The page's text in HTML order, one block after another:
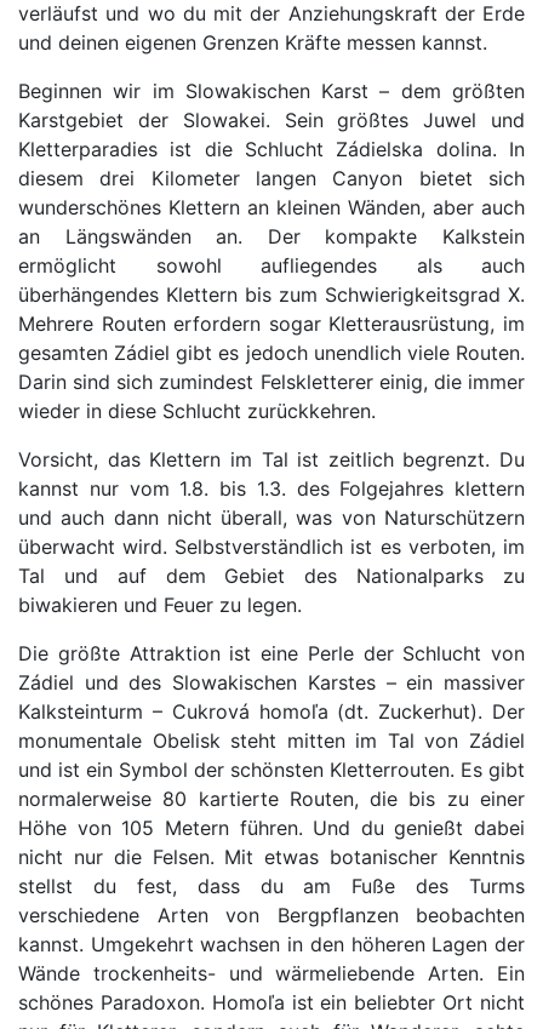
verläufst und wo du mit der Anziehungskraft der Erde
und deinen eigenen Grenzen Kräfte messen kannst.
Beginnen wir im Slowakischen Karst – dem größten
Karstgebiet der Slowakei. Sein größtes Juwel und
Kletterparadies ist die Schlucht Zádielska dolina. In
diesem drei Kilometer langen Canyon bietet sich
wunderschönes Klettern an kleinen Wänden, aber auch
an Längswänden an. Der kompakte Kalkstein
ermöglicht sowohl aufliegendes als auch
überhängendes Klettern bis zum Schwierigkeitsgrad X.
Mehrere Routen erfordern sogar Kletterausrüstung, im
gesamten Zádiel gibt es jedoch unendlich viele Routen.
Darin sind sich zumindest Felskletterer einig, die immer
wieder in diese Schlucht zurückkehren.
Vorsicht, das Klettern im Tal ist zeitlich begrenzt. Du
kannst nur vom 1.8. bis 1.3. des Folgejahres klettern
und auch dann nicht überall, was von Naturschützern
überwacht wird. Selbstverständlich ist es verboten, im
Tal und auf dem Gebiet des Nationalparks zu
biwakieren und Feuer zu legen.
Die größte Attraktion ist eine Perle der Schlucht von
Zádiel und des Slowakischen Karstes – ein massiver
Kalksteinturm – Cukrová homoľa (dt. Zuckerhut). Der
monumentale Obelisk steht mitten im Tal von Zádiel
und ist ein Symbol der schönsten Kletterrouten. Es gibt
normalerweise 80 kartierte Routen, die bis zu einer
Höhe von 105 Metern führen. Und du genießt dabei
nicht nur die Felsen. Mit etwas botanischer Kenntnis
stellst du fest, dass du am Fuße des Turms
verschiedene Arten von Bergpflanzen beobachten
kannst. Umgekehrt wachsen in den höheren Lagen der
Wände trockenheits- und wärmeliebende Arten. Ein
schönes Paradoxon. Homoľa ist ein beliebter Ort nicht